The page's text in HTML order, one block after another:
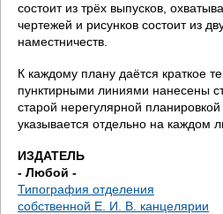
ы
д
е
с
ь
состоит из трёх выпусков,
чертежей и рисунков состоит из
наместничеств.
К каждому плану даётся краткое
пунктирными линиями нанесены
старой нерегулярной
указывается отдельно на каждом
ИЗДАТЕЛЬ
- Любой -
Типография отделения
собственной Е. И. В. канцелярии